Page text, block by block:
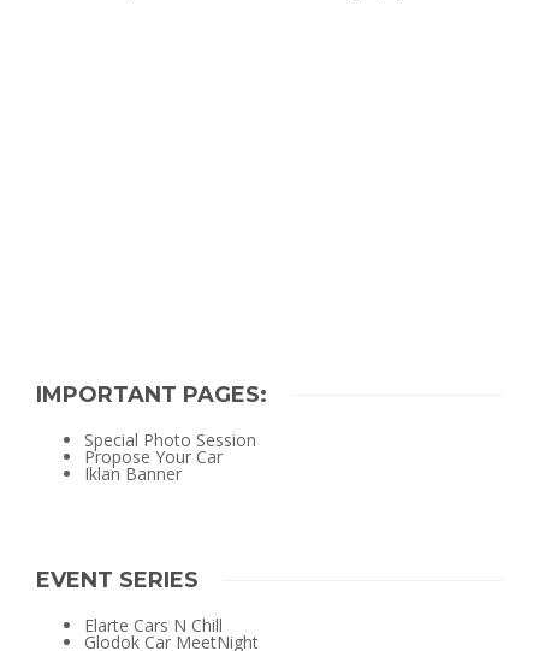
IMPORTANT PAGES:
Special Photo Session
Propose Your Car
Iklan Banner
EVENT SERIES
Elarte Cars N Chill
Glodok Car MeetNight